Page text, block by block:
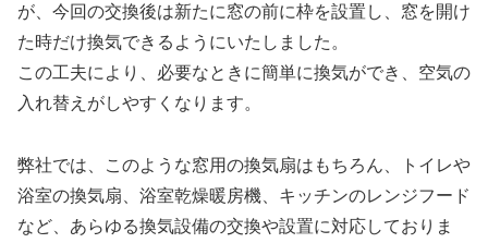
が、今回の交換後は新たに窓の前に枠を設置し、窓を開け
た時だけ換気できるようにいたしました。
この工夫により、必要なときに簡単に換気ができ、空気の
入れ替えがしやすくなります。
弊社では、このような窓用の換気扇はもちろん、トイレや
浴室の換気扇、浴室乾燥暖房機、キッチンのレンジフード
など、あらゆる換気設備の交換や設置に対応しておりま